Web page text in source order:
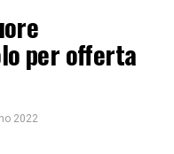
per offerta
2022